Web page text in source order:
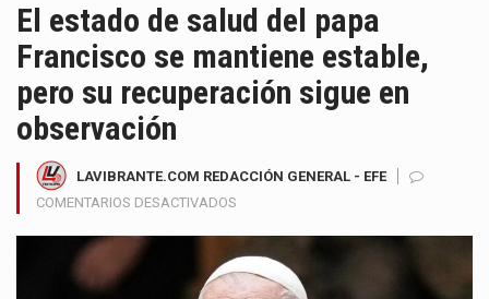
El estado de salud del papa
Francisco se mantiene estable,
pero su recuperación sigue en
observación
LAVIBRANTE.COM REDACCIÓN GENERAL - EFE
COMENTARIOS DESACTIVADOS
DE
SALUD